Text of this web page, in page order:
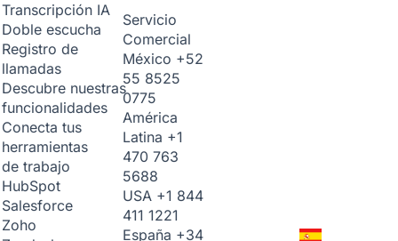
Transcripción IA
Doble escucha
Registro de
llamadas
Descubre nuestras
funcionalidades
Conecta tus
herramientas
de trabajo
HubSpot
Salesforce
Zoho
Servicio
Comercial
México +52
55 8525
0775
América
Latina +1
470 763
5688
USA +1 844
411 1221
España +34